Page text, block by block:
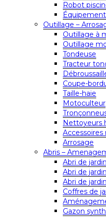
Robot
Outillage –
Outillage à
Outillage
Tondeuse
Tracteur
Coupe-
Taille-haie
Motoculteur
Nettoyeurs
Arrosage
Abris –
Abri de jardin
Abri de
Abri de
Coffres de
Gazon